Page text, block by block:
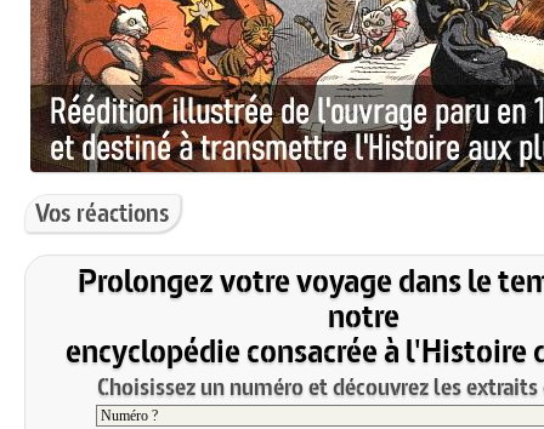
Vos réactions
Prolongez votre voyage dans le
notre
encyclopédie consacrée à l'Histoire
Choisissez un numéro et découvrez les